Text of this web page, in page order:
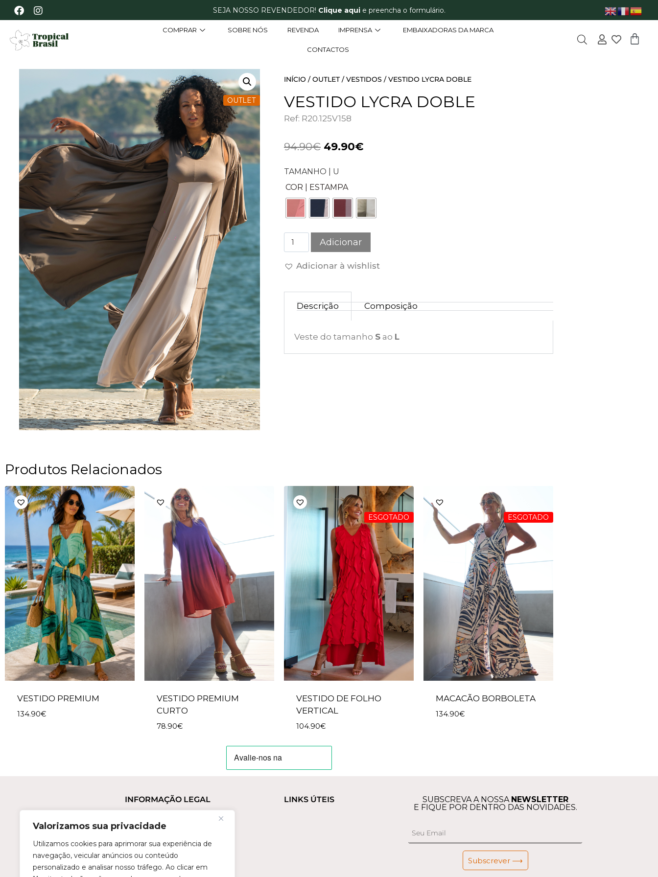
Valorizamos sua privacidade
Utilizamos cookies para aprimorar sua experiência de
navegação, veicular anúncios ou conteúdo
personalizado e analisar nosso tráfego. Ao clicar em
SEJA NOSSO REVENDEDOR! Clique aquie preencha o formulário.
COMPRAR SOBRE NÓS REVENDA IMPRENSA EMBAIXADORAS DA MARCA
CONTACTOS
OUTLET
INÍCIO /OUTLET/VESTIDOS / VESTIDO LYCRA DOBLE
VESTIDO LYCRA DOBLE
Ref: R20.125V158
94.90€ 49.90€
TAMANHO | U
COR | ESTAMPA
Adicionar
Adicionar à wishlist
Descrição Composição
Veste do tamanho S ao L
Produtos Relacionados
VESTIDO PREMIUM
134.90€
VESTIDO PREMIUM
CURTO
78.90€
ESGOTADO
VESTIDO DE FOLHO
VERTICAL
104.90€
ESGOTADO
MACACÃO BORBOLETA
134.90€
INFORMAÇÃO LEGAL
Política de Privacidade
Trocas e Devoluções
Perguntas Frequentes
Condições de Revenda
LINKS ÚTEIS SUBSCREVA A NOSSA NEWSLETTER
E FIQUE POR DENTRO DAS NOVIDADES.
Subscrever ⟶